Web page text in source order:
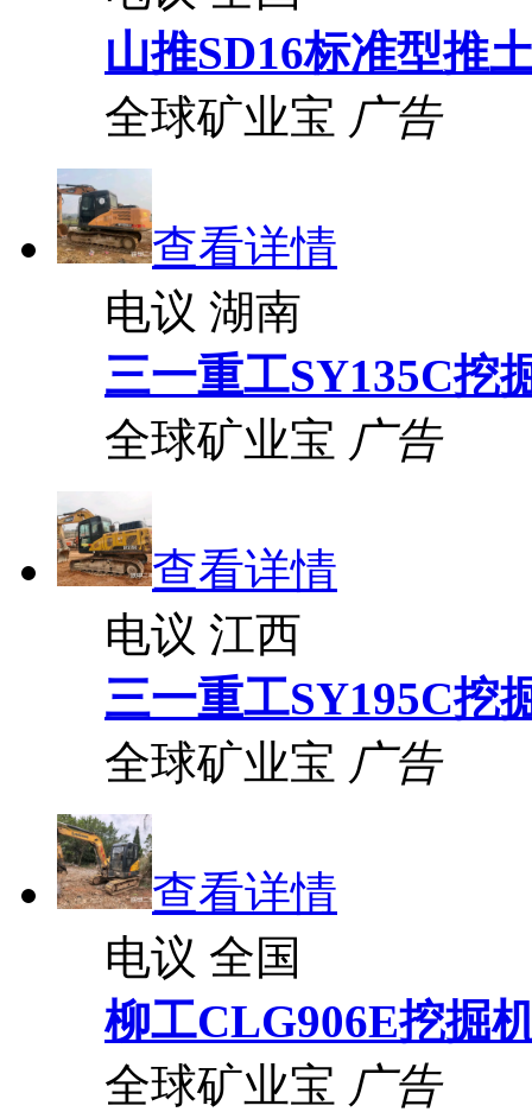
山推SD16标准型推
全球矿业宝 广告
查看详情
电议 湖南
三一重工SY135C挖
全球矿业宝 广告
查看详情
电议 江西
三一重工SY195C挖
全球矿业宝 广告
查看详情
电议 全国
柳工CLG906E挖掘
全球矿业宝 广告